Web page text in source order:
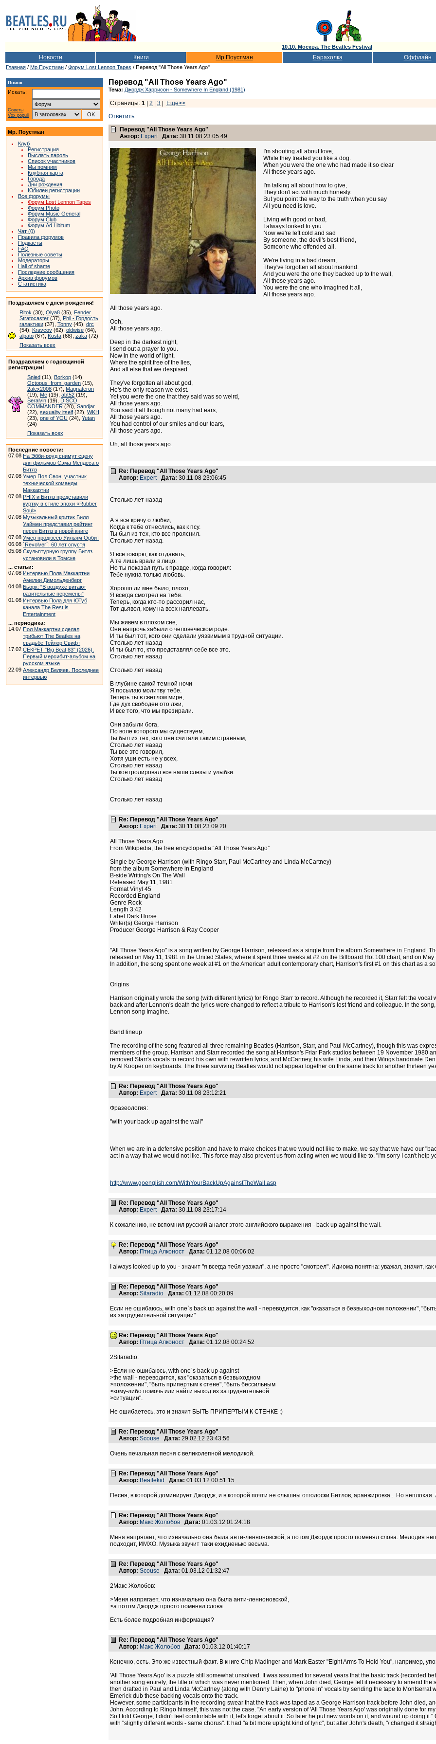
10.10. Москва. The Beatles Festival
Новости Книги Мр.Поустман Барахолка Оффлайн
Главная / Мр.Поустман / Форум Lost Lennon Tapes / Перевод "All Those Years Ago"
Поиск
Искать:
Советы
Vox populi
Мр. Поустман
Клуб
Регистрация
Выслать пароль
Список участников
Мы помним
Клубная карта
Города
Дни рождения
Юбилеи регистрации
Все форумы
Форум Lost Lennon Tapes
Форум Photo
Форум Music General
Форум Club
Форум Ad Libitum
Чат (0)
Правила форумов
Подкасты
FAQ
Полезные советы
Модераторы
Hall of shame
Последние сообщения
Архив форумов
Статистика
Поздравляем с днем рождения!
Ritok (30), Olya8 (35), Fender
Stratocaster (37), Phil - Гордость
галактики (37), Tonny (45), drc
(54), Kravcov (62), oldwise (64),
alpato (67), Kosta (68), zaka (72)
Показать всех
Поздравляем с годовщиной
регистрации!
Snied (11), Borkop (14),
Octopus_from_garden (15),
2alex2008 (17), Magnateron
(19), Me (19), abt52 (19),
Seralvin (19), DISCO
COMMANDER (20), Sandjar
(22), sexuality itself (22), WKH
(23), one of YOU (24), Yutan
(24)
Показать всех
Последние новости:
07.08 На Эбби-роуд снимут сцену
для фильмов Сэма Мендеса о
Битлз
07.08 Умер Пол Свон, участник
технической команды
Маккартни
07.08 PHIX и Битлз представили
куртку в стиле эпохи «Rubber
Soul»
07.08 Музыкальный критик Билл
Уаймен представил рейтинг
песен Битлз в новой книге
07.08 Умер продюсер Уильям Орбит
06.08 `Revolver`: 60 лет спустя
05.08 Скульптурную группу Битлз
установили в Томске
... статьи:
07.08 Интервью Пола Маккартни
Амелии Димольденберг
04.08 Бьорк: “В воздухе витают
разительные перемены”
01.08 Интервью Пола для ЮТуб
канала The Rest is
Entertainment
... периодика:
14.07 Пол Маккартни сделал
трибьют The Beatles на
свадьбе Тейлор Свифт
17.02 СЕКРЕТ "Big Beat 83" (2026).
Первый мерсибит-альбом на
русском языке
22.09 Александр Беляев. Последнее
интервью
Перевод "All Those Years Ago"
Тема: Джордж Харрисон - Somewhere In England (1981)
Страницы: 1 2 3
Еще>>
Ответить
Перевод "All Those Years Ago"
Автор: Expert Дата: 30.11.08 23:05:49
I'm shouting all about love,
While they treated you like a dog.
When you were the one who had made it so clear
All those years ago.
I'm talking all about how to give,
They don't act with much honesty.
But you point the way to the truth when you say
All you need is love.
Living with good or bad,
I always looked to you.
Now we're left cold and sad
By someone, the devil's best friend,
Someone who offended all.
We're living in a bad dream,
They've forgotten all about mankind.
And you were the one they backed up to the wall,
All those years ago.
You were the one who imagined it all,
All those years ago.
All those years ago.
Ooh,
All those years ago.
Deep in the darkest night,
I send out a prayer to you.
Now in the world of light,
Where the spirit free of the lies,
And all else that we despised.
They've forgotten all about god,
He's the only reason we exist.
Yet you were the one that they said was so weird,
All those years ago.
You said it all though not many had ears,
All those years ago.
You had control of our smiles and our tears,
All those years ago.
Uh, all those years ago.
Re: Перевод "All Those Years Ago"
Автор: Expert Дата: 30.11.08 23:06:45
Столько лет назад
А я все кричу о любви,
Когда к тебе отнеслись, как к псу.
Ты был из тех, кто все прояснил.
Столько лет назад.
Я все говорю, как отдавать,
А те лишь врали в лицо.
Но ты показал путь к правде, когда говорил:
Тебе нужна только любовь.
Хорошо ли мне было, плохо,
Я всегда смотрел на тебя.
Теперь, когда кто-то рассорил нас,
Тот дьявол, кому на всех наплевать.
Мы живем в плохом сне,
Они напрочь забыли о человеческом роде.
И ты был тот, кого они сделали уязвимым в трудной ситуации.
Столько лет назад
И ты был то, кто представлял себе все это.
Столько лет назад
Столько лет назад
В глубине самой темной ночи
Я посылаю молитву тебе.
Теперь ты в светлом мире,
Где дух свободен ото лжи,
И все того, что мы презирали.
Они забыли бога,
По воле которого мы существуем,
Ты был из тех, кого они считали таким странным,
Столько лет назад
Ты все это говорил,
Хотя уши есть не у всех,
Столько лет назад
Ты контролировал все наши слезы и улыбки.
Столько лет назад
Столько лет назад
Re: Перевод "All Those Years Ago"
Автор: Expert Дата: 30.11.08 23:09:20
All Those Years Ago
From Wikipedia, the free encyclopedia “All Those Years Ago”
Single by George Harrison (with Ringo Starr, Paul McCartney and Linda McCartney)
from the album Somewhere in England
B-side Writing's On The Wall
Released May 11, 1981
Format Vinyl 45
Recorded England
Genre Rock
Length 3:42
Label Dark Horse
Writer(s) George Harrison
Producer George Harrison & Ray Cooper
"All Those Years Ago" is a song written by George Harrison, released as a single from the album Somewhere in England.
released on May 11, 1981 in the United States, where it spent three weeks at #2 on the Billboard Hot 100 chart, and on
In addition, the song spent one week at #1 on the American adult contemporary chart, Harrison's first #1 on this chart as a
Origins
Harrison originally wrote the song (with different lyrics) for Ringo Starr to record. Although he recorded it, Starr felt the
back and after Lennon's death the lyrics were changed to reflect a tribute to Harrison's lost friend and colleague. In the
Lennon song Imagine.
Band lineup
The recording of the song featured all three remaining Beatles (Harrison, Starr, and Paul McCartney), though this was
members of the group. Harrison and Starr recorded the song at Harrison's Friar Park studios between 19 November 1980
removed Starr's vocals to record his own with rewritten lyrics, and McCartney, his wife Linda, and their Wings bandmate
by Al Kooper on keyboards. The three surviving Beatles would not appear together on the same track for another thirteen
Re: Перевод "All Those Years Ago"
Автор: Expert Дата: 30.11.08 23:12:21
Фразеология:
"with your back up against the wall"
When we are in a defensive position and have to make choices that we would not like to make, we say that we have our
act in a way that we would not like. This force may also prevent us from acting when we would like to. "I'm sorry I can't help
http://www.goenglish.com/WithYourBackUpAgainstTheWall.asp
Re: Перевод "All Those Years Ago"
Автор: Expert Дата: 30.11.08 23:17:14
К сожалению, не вспомнил русский аналог этого английского выражения - back up against the wall.
Re: Перевод "All Those Years Ago"
Автор: Птица Алконост Дата: 01.12.08 00:06:02
I always looked up to you - значит "я всегда тебя уважал", а не просто "смотрел". Идиома понятна: уважал, значит,
Re: Перевод "All Those Years Ago"
Автор: Sitaradio Дата: 01.12.08 00:20:09
Если не ошибаюсь, with one`s back up against the wall - переводится, как "оказаться в безвыходном положении",
из затруднительной ситуации".
Re: Перевод "All Those Years Ago"
Автор: Птица Алконост Дата: 01.12.08 00:24:52
2Sitaradio:
>Если не ошибаюсь, with one`s back up against
>the wall - переводится, как "оказаться в безвыходном
>положении", "быть припертым к стене", "быть бессильным
>кому-либо помочь или найти выход из затруднительной
>ситуации".
Не ошибаетесь, это и значит БЫТЬ ПРИПЕРТЫМ К СТЕНКЕ :)
Re: Перевод "All Those Years Ago"
Автор: Scouse Дата: 29.02.12 23:43:56
Очень печальная песня с великолепной мелодикой.
Re: Перевод "All Those Years Ago"
Автор: Beatlekid Дата: 01.03.12 00:51:15
Песня, в которой доминирует Джордж, и в которой почти не слышны отголоски Битлов, аранжировка... Но неплохая.
Re: Перевод "All Those Years Ago"
Автор: Макс Жолобов Дата: 01.03.12 01:24:18
Меня напрягает, что изначально она была анти-ленноновской, а потом Джордж просто поменял слова. Мелодия
подходит, ИМХО. Музыка звучит таки ехидненько весьма.
Re: Перевод "All Those Years Ago"
Автор: Scouse Дата: 01.03.12 01:32:47
2Макс Жолобов:
>Меня напрягает, что изначально она была анти-ленноновской,
>а потом Джордж просто поменял слова.
Есть более подробная информация?
Re: Перевод "All Those Years Ago"
Автор: Макс Жолобов Дата: 01.03.12 01:40:17
Конечно, есть. Это же известный факт. В книге Chip Madinger and Mark Easter "Eight Arms To Hold You", например,
'All Those Years Ago' is a puzzle still somewhat unsolved. It was assumed for several years that the basic track (recorded
another song entirely, the title of which was never mentioned. Then, when John died, George felt it necessary to amend
then drafted in Paul and Linda McCartney (along with Denny Laine) to "phone in" vocals by sending the tape to
Emerick dub these backing vocals onto the track.
However, some participants in the recording swear that the track was taped as a George Harrison track before John died,
John. According to Ringo himself, this was not the case. "An early version of 'All Those Years Ago' was originally done for
So I told George, I didn't feel comfortable with it, let's forget about it. So later he put new words on it, and wound up doing
with "slightly different words - same chorus". It had "a bit more uptight kind of lyric", but after John's death, "/ changed it